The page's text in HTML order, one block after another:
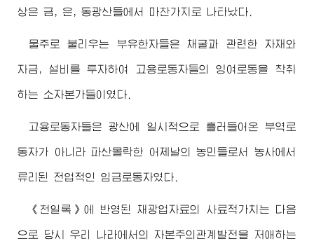
상은 금, 은, 동광산들에서 마찬가지로 나타났다.
물주로 불리우는 부유한자들은 채굴과 관련한 자재와
자금, 설비를 투자하여 고용로동자들의 잉여로동을 착취
하는 소자본가들이였다.
고용로동자들은 광산에 일시적으로 흘러들어온 부역로
동자가 아니라 파산몰락한 어제날의 농민들로서 농사에서
류리된 전업적인 임금로동자였다.
《천일록》에 반영된 채광업자료의 사료적가치는 다음
으로 당시 우리 나라에서의 자본주의관계발전을 저애하는